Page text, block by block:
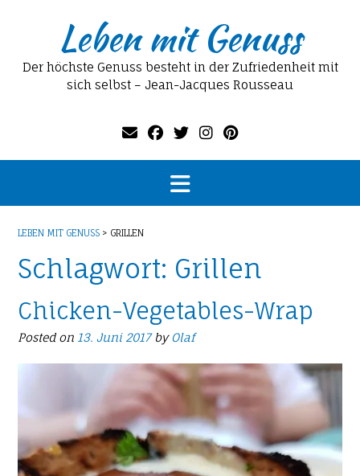
Leben mit Genuss
Der höchste Genuss besteht in der Zufriedenheit mit
sich selbst – Jean-Jacques Rousseau
LEBEN MIT GENUSS > GRILLEN
Schlagwort: Grillen
Chicken-Vegetables-Wrap
Posted on 13. Juni 2017by Olaf